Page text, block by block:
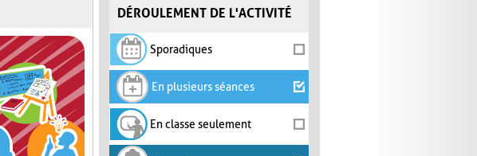
DÉROULEMENT DE L'ACTIVITÉ
Sporadiques
En plusieurs séances
En classe seulement